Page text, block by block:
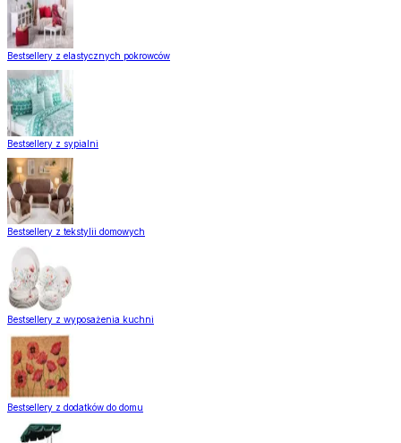
Bestsellery z elastycznych pokrowców
Bestsellery z sypialni
Bestsellery z tekstylii domowych
Bestsellery z wyposażenia kuchni
Bestsellery z dodatków do domu